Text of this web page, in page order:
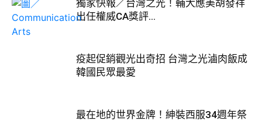
獨家快報／台灣之光！輔大應美胡發祥
出任權威CA獎評...
疫起促銷觀光出奇招 台灣之光滷肉飯成
韓國民眾最愛
最在地的世界金牌！紳裝西服34週年祭